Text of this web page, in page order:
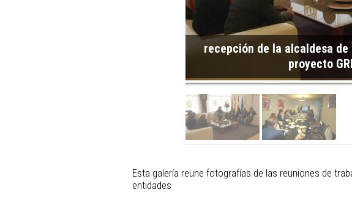
recepción de la alcaldesa
proyecto
Esta galería reune fotografías de las reuniones de
entidades